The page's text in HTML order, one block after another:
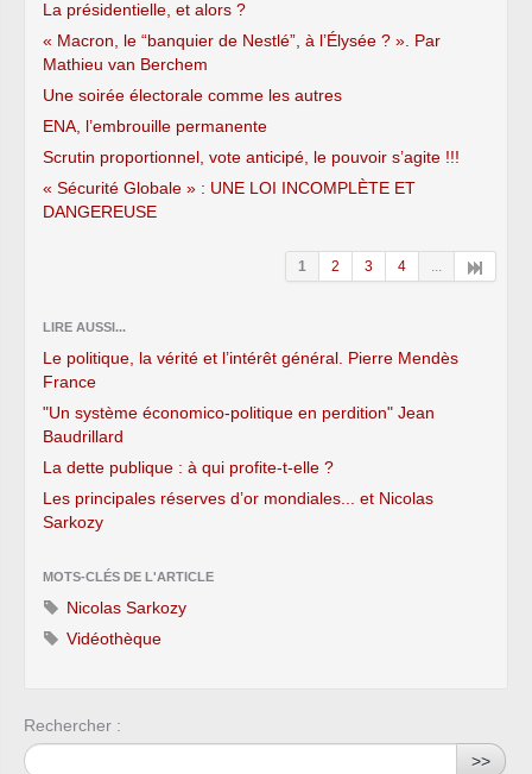
La présidentielle, et alors ?
« Macron, le “banquier de Nestlé”, à l’Élysée ? ». Par
Mathieu van Berchem
Une soirée électorale comme les autres
ENA, l’embrouille permanente
Scrutin proportionnel, vote anticipé, le pouvoir s’agite !!!
« Sécurité Globale » : UNE LOI INCOMPLÈTE ET
DANGEREUSE
1 2 3 4 ...
LIRE AUSSI...
Le politique, la vérité et l’intérêt général. Pierre Mendès
France
"Un système économico-politique en perdition" Jean
Baudrillard
La dette publique : à qui profite-t-elle ?
Les principales réserves d’or mondiales... et Nicolas
Sarkozy
MOTS-CLÉS DE L'ARTICLE
Nicolas Sarkozy
Vidéothèque
Rechercher :
>>